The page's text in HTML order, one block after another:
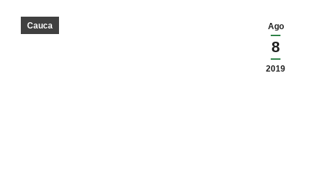
Ago
8
2019
Cauca